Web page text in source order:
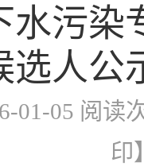
水污染
选人公
01-05 阅读
印